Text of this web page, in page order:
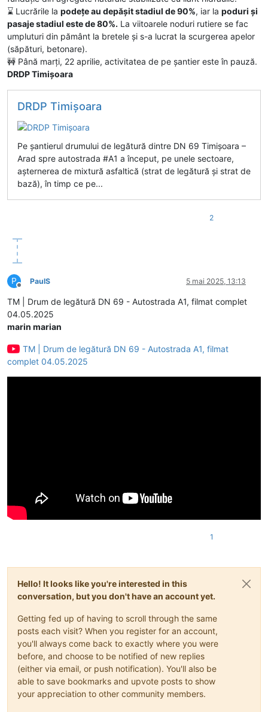
⌛ Lucrările la podețe au depășit stadiul de 90%, iar la poduri și
pasaje stadiul este de 80%. La viitoarele noduri rutiere se fac
umpluturi din pământ la bretele și s-a lucrat la scurgerea apelor
(săpături, betonare).
🚧 Până marți, 22 aprilie, activitatea de pe șantier este în pauză.
DRDP Timişoara
DRDP Timişoara
Pe șantierul drumului de legătură dintre DN 69 Timișoara –
Arad spre autostrada #A1 a început, pe unele sectoare,
așternerea de mixtură asfaltică (strat de legătură și strat de
bază), în timp ce pe...
2
P
Deconectat
PaulS 5 mai 2025, 13:13
TM | Drum de legătură DN 69 - Autostrada A1, filmat complet
04.05.2025
marin marian
TM | Drum de legătură DN 69 - Autostrada A1, filmat
complet 04.05.2025
1
Hello! It looks like you're interested in this
conversation, but you don't have an account yet.
Getting fed up of having to scroll through the same
posts each visit? When you register for an account,
you'll always come back to exactly where you were
before, and choose to be notified of new replies
(either via email, or push notification). You'll also be
able to save bookmarks and upvote posts to show
your appreciation to other community members.